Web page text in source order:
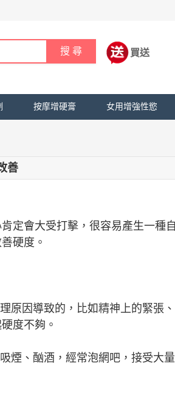
買送
按摩增硬膏 女用增強性慾
善
定會大受打擊，很容易產生一種自
硬度。
原因導致的，比如精神上的緊張、
度不夠。
煙、酗酒，經常泡網吧，接受大量